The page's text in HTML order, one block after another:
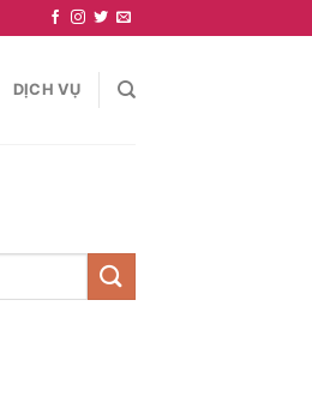
DỊCH VỤ